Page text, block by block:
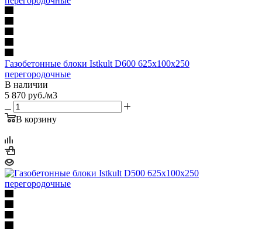
Газобетонные блоки Istkult D600 625х100х250
перегородочные
В наличии
5 870 руб./м3
В корзину